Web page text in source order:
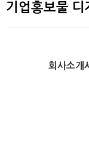
기업홍보물
회사소개